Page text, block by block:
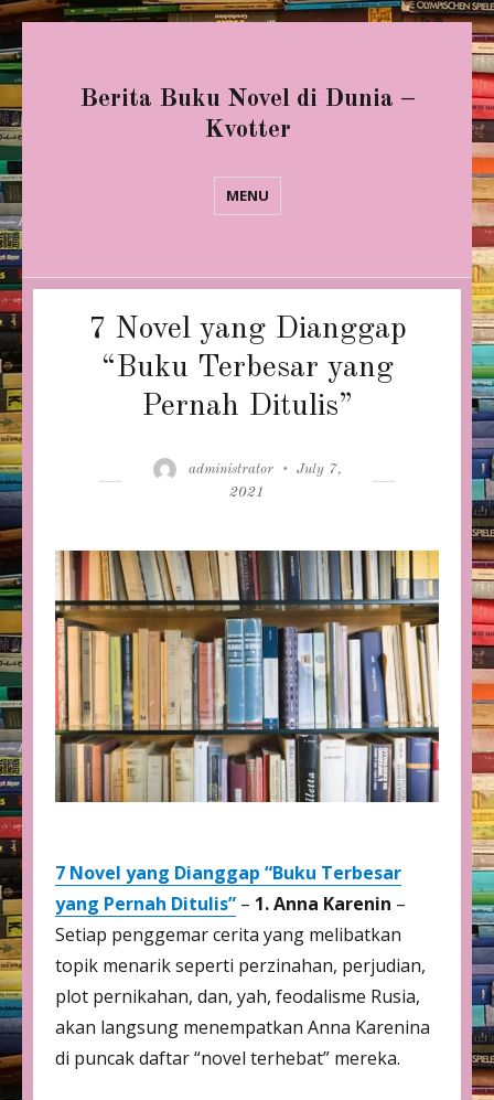
Berita Buku Novel di Dunia –
Kvotter
MENU
7 Novel yang Dianggap
“Buku Terbesar yang
Pernah Ditulis”
Author
administrator
Posted
July 7,
2021
7 Novel yang Dianggap “Buku Terbesar
yang Pernah Ditulis” – 1. Anna Karenin –
Setiap penggemar cerita yang melibatkan
topik menarik seperti perzinahan, perjudian,
plot pernikahan, dan, yah, feodalisme Rusia,
akan langsung menempatkan Anna Karenina
di puncak daftar “novel terhebat” mereka.